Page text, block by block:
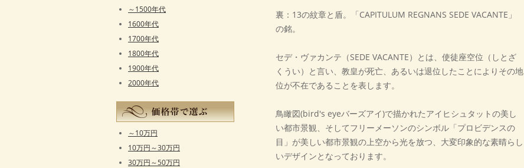
裏：13の紋章と盾。「CAPITULUM REGNANS SEDE VACANTE」
の銘。
セデ・ヴァカンテ（SEDE VACANTE）とは、使徒座空位（しとざ
くうい）と言い、教皇が死亡、あるいは退位したことによりその地
位が不在であることを表します。
鳥瞰図(bird's eyeバーズアイ)で描かれたアイヒシュタットの美し
い都市景観、そしてフリーメーソンのシンボル「プロビデンスの
目」が美しい都市景観の上空から光を放つ、大変印象的な素晴らし
いデザインとなっております。
～1500年代
1600年代
1700年代
1800年代
1900年代
2000年代
～10万円
10万円～30万円
30万円～50万円